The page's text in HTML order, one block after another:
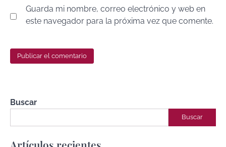
Guarda mi nombre, correo electrónico y web en
este navegador para la próxima vez que comente.
Buscar
Buscar